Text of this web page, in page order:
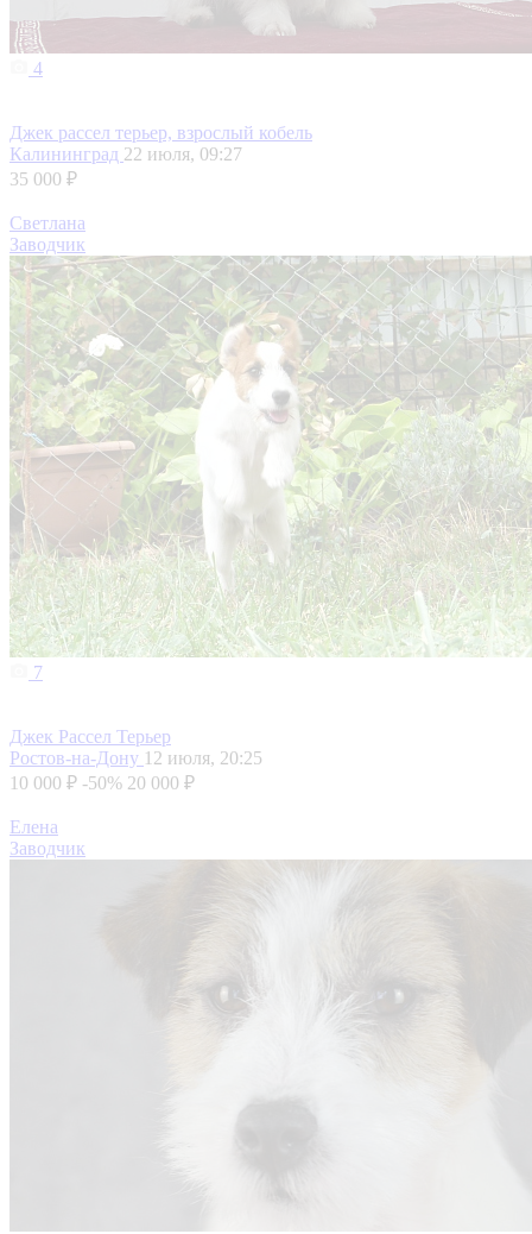
4
Джек рассел терьер, взрослый кобель
Калининград 22 июля, 09:27
35 000 ₽
Светлана
Заводчик
7
Джек Рассел Терьер
Ростов-на-Дону 12 июля, 20:25
10 000 ₽ -50% 20 000 ₽
Елена
Заводчик